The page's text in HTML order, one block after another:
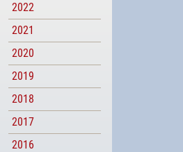
2022
2021
2020
2019
2018
2017
2016